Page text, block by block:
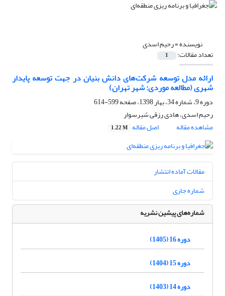
نویسنده =رحیم اسدی
تعداد مقالات: 1
ارائه مدل توسعه شرکت‌های دانش بنیان در جهت توسعه پایدار
شهری (مطالعه موردی: شهر تهران)
دوره 9، شماره 34، بهار 1398، صفحه
599-614
رحیم اسدی، هادی رزقی شیرسوار
مشاهده مقاله
اصل مقاله 1.22 M
مقالات آماده انتشار
شماره جاری
شماره‌های پیشین نشریه
دوره 16 (1405)
دوره 15 (1404)
دوره 14 (1403)